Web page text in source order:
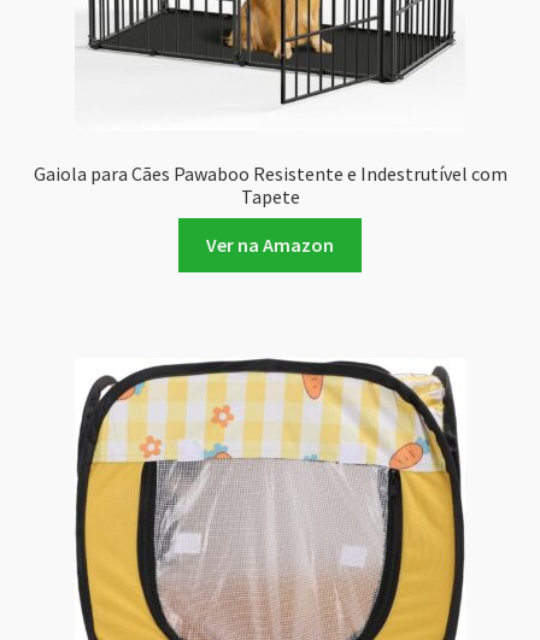
Gaiola para Cães Pawaboo Resistente e Indestrutível com
Tapete
Ver na Amazon